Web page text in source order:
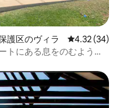
護区のヴィラ レビュー34
4.32 (34)
トにある息をのむような